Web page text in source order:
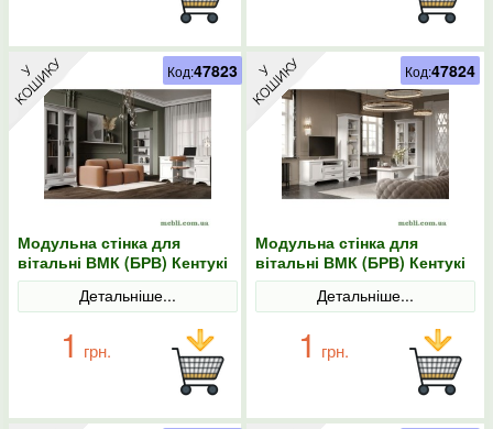
Модульна стінка для
вітальні ВМК (БРВ) Кентукі
N77784 Білий альпійський
Детальніше...
1 грн.
Код:47823
Модульна стінка для
вітальні ВМК (БРВ) Кентукі
N77785 Білий альпійський
Детальніше...
1 грн.
Код:47824